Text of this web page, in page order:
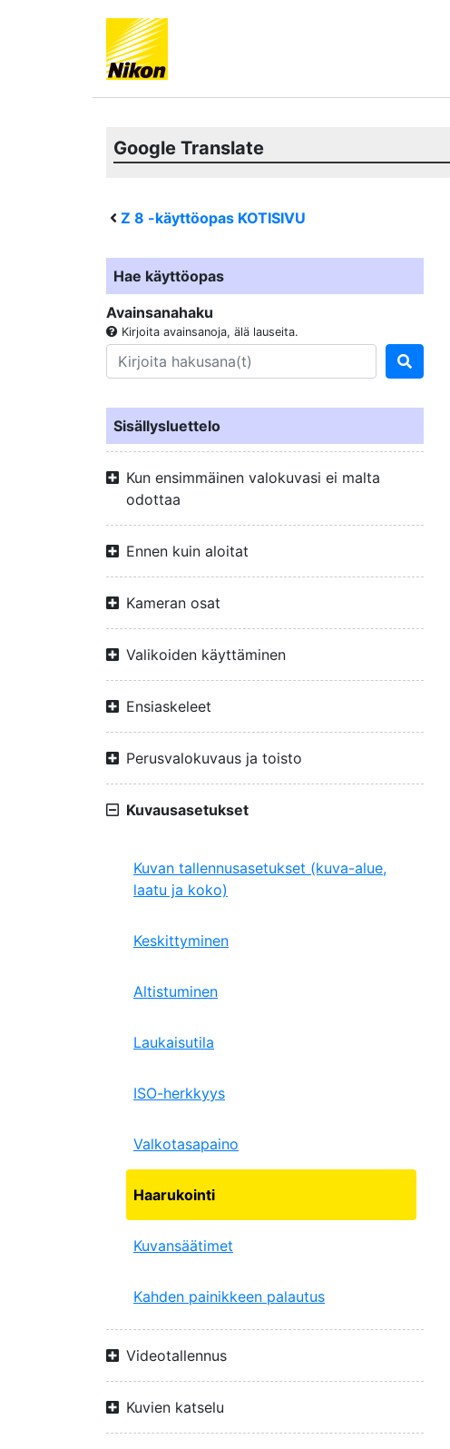
Google Translate
Z 8 -käyttöopas KOTISIVU
Hae käyttöopas
Avainsanahaku
Kirjoita avainsanoja, älä lauseita.
Sisällysluettelo
Kun ensimmäinen valokuvasi ei malta
odottaa
Ennen kuin aloitat
Kameran osat
Valikoiden käyttäminen
Ensiaskeleet
Perusvalokuvaus ja toisto
Kuvausasetukset
Kuvan tallennusasetukset (kuva-alue,
laatu ja koko)
Keskittyminen
Altistuminen
Laukaisutila
ISO-herkkyys
Valkotasapaino
Haarukointi
Kuvansäätimet
Kahden painikkeen palautus
Videotallennus
Kuvien katselu